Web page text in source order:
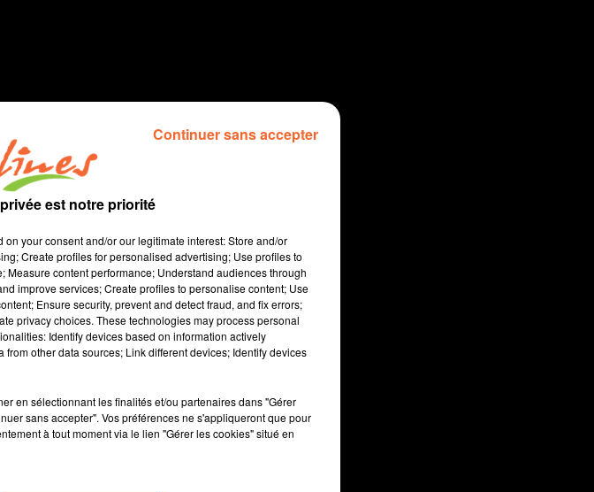
les Soulèvements
contre cette décision.
domicile fait bondir un
et de sportifs handicapés
de Thouars ce vendredi...
12 min 58 sec
est notre priorité
your consent and/or our legitimate interest: Store and/or
Create profiles for personalised advertising; Use profiles to
content performance; Understand audiences through
improve services; Create profiles to personalise content; Use
Ensure security, prevent and detect fraud, and fix errors;
privacy choices. These technologies may process personal
Identify devices based on information actively
other data sources; Link different devices; Identify devices
en sélectionnant les finalités et/ou partenaires dans "Gérer
sans accepter". Vos préférences ne s'appliqueront que pour
à tout moment via le lien "Gérer les cookies" situé en
Continuer sans accepter